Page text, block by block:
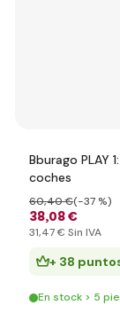
Bburago PLAY
coches
38,08 €
60,40 €(-37 %)
31,47 € Sin IVA
+ 38
En stock > 5